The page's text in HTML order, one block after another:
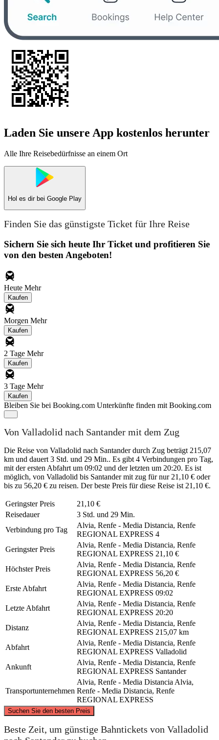
Laden Sie unsere App kostenlos herunter
Alle Ihre Reisebedürfnisse an einem Ort
Hol es dir bei Google Play
Finden Sie das günstigste Ticket für Ihre Reise
Sichern Sie sich heute Ihr Ticket und profitieren Sie
von den besten Angeboten!
Heute Mehr
Kaufen
Morgen Mehr
Kaufen
2 Tage Mehr
Kaufen
3 Tage Mehr
Kaufen
Bleiben Sie bei Booking.com Unterkünfte finden mit Booking.com
Von Valladolid nach Santander mit dem Zug
Die Reise von Valladolid nach Santander durch Zug beträgt 215,07
km und dauert 3 Std. und 29 Min.. Es gibt 4 Verbindungen pro Tag,
mit der ersten Abfahrt um 09:02 und der letzten um 20:20. Es ist
möglich, von Valladolid bis Santander mit zug für nur 21,10 € oder
bis zu 56,20 € zu reisen. Der beste Preis für diese Reise ist 21,10 €.
Geringster Preis
21,10 €
Reisedauer
3 Std. und 29 Min.
Verbindung pro Tag
Alvia, Renfe - Media Distancia, Renfe
REGIONAL EXPRESS 4
Geringster Preis
Alvia, Renfe - Media Distancia, Renfe
REGIONAL EXPRESS 21,10 €
Höchster Preis
Alvia, Renfe - Media Distancia, Renfe
REGIONAL EXPRESS 56,20 €
Erste Abfahrt
Alvia, Renfe - Media Distancia, Renfe
REGIONAL EXPRESS 09:02
Letzte Abfahrt
Alvia, Renfe - Media Distancia, Renfe
REGIONAL EXPRESS 20:20
Distanz
Alvia, Renfe - Media Distancia, Renfe
REGIONAL EXPRESS 215,07 km
Abfahrt
Alvia, Renfe - Media Distancia, Renfe
REGIONAL EXPRESS Valladolid
Ankunft
Alvia, Renfe - Media Distancia, Renfe
REGIONAL EXPRESS Santander
Transportunternehmen
Alvia, Renfe - Media Distancia Alvia,
Renfe - Media Distancia, Renfe
REGIONAL EXPRESS
Suchen Sie den besten Preis
©CARTO , ©OpenStreetMap
Beste Zeit, um günstige Bahntickets von Valladolid